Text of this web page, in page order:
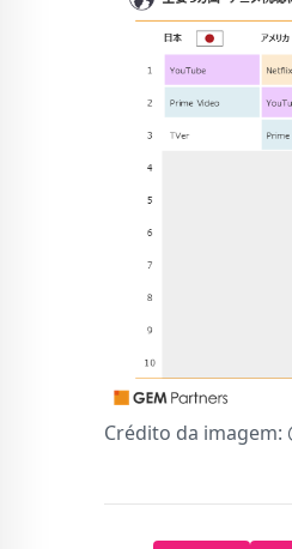
Crédito da imagem: